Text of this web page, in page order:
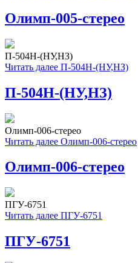
Олимп-005-стерео
П-504Н-(НУ,НЗ)
Читать далее П-504Н-(НУ,НЗ)
П-504Н-(НУ,НЗ)
Олимп-006-стерео
Читать далее Олимп-006-стерео
Олимп-006-стерео
ПГУ-6751
Читать далее ПГУ-6751
ПГУ-6751